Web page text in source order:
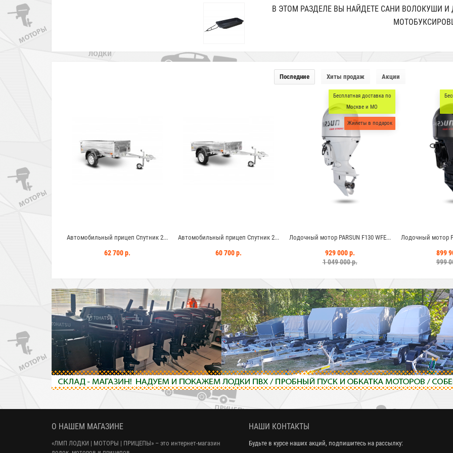
В ЭТОМ РАЗДЕЛЕ ВЫ НАЙДЕТЕ САНИ ВОЛОКУШИ
Последние Хиты продаж Акции
Автомобильный прицеп Спутник 2...
62 700 р.
Автомобильный прицеп Спутник 2...
60 700 р.
Бесплатная доставка по
Москве и МО
Жилеты в подарок
Лодочный мотор PARSUN F130 WFE...
929 000 р.
1 049 000 р.
Лодочный мотор
899
999
О НАШЕМ МАГАЗИНЕ
«ЛМП ЛОДКИ | МОТОРЫ | ПРИЦЕПЫ» – это интернет-магазин
НАШИ КОНТАКТЫ
Будьте в курсе наших акций, подпишитесь на рассылку: